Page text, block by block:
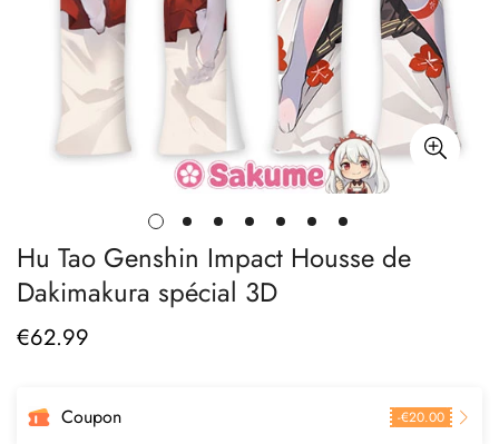
Hu Tao Genshin Impact Housse de
Dakimakura spécial 3D
Prix
€62.99
Coupon -€20.00